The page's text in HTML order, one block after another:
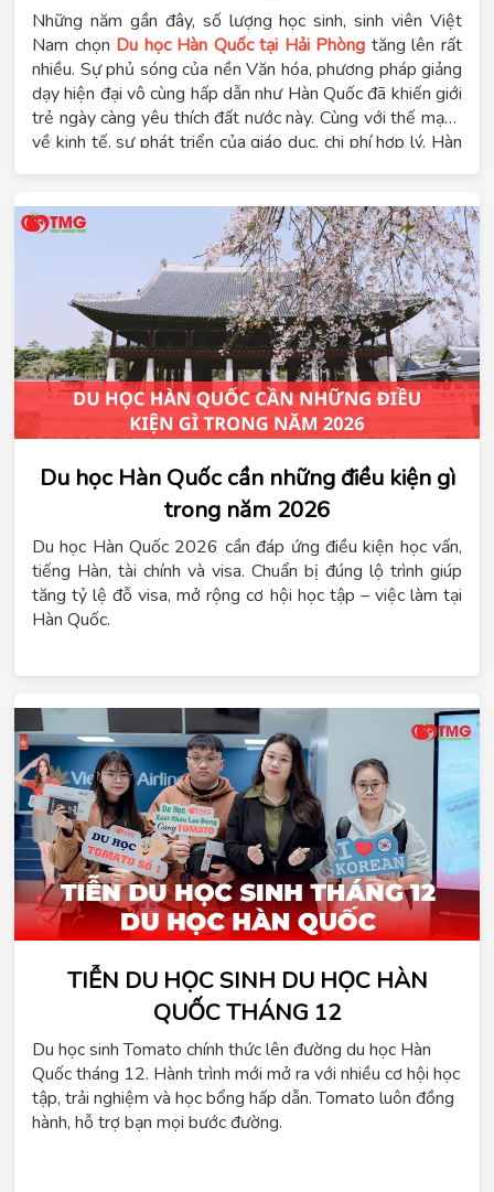
Những năm gần đây, số lượng học sinh, sinh viên Việt
Nam chọn Du học Hàn Quốc tại Hải Phòng tăng lên rất
nhiều. Sự phủ sóng của nền Văn hóa, phương pháp giảng
dạy hiện đại vô cùng hấp dẫn như Hàn Quốc đã khiến giới
trẻ ngày càng yêu thích đất nước này. Cùng với thế mạnh
về kinh tế, sự phát triển của giáo dục, chi phí hợp lý, Hàn
Du học Hàn Quốc cần những điều kiện gì
trong năm 2026
Du học Hàn Quốc 2026 cần đáp ứng điều kiện học vấn,
tiếng Hàn, tài chính và visa. Chuẩn bị đúng lộ trình giúp
tăng tỷ lệ đỗ visa, mở rộng cơ hội học tập – việc làm tại
Hàn Quốc.
TIỄN DU HỌC SINH DU HỌC HÀN
QUỐC THÁNG 12
ChatGPT
đã
nói:
Du học sinh Tomato chính thức lên đường du học Hàn
Quốc tháng 12. Hành trình mới mở ra với nhiều cơ hội học
tập, trải nghiệm và học bổng hấp dẫn. Tomato luôn đồng
hành, hỗ trợ bạn mọi bước đường.